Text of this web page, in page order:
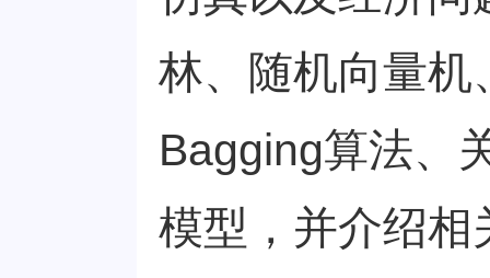
林、随机向量机
Bagging算法、
模型，并介绍相